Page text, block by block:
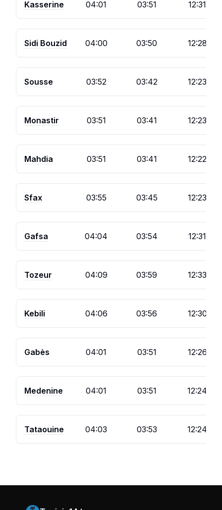
Kasserine 04:01 03:51 12:31
Sidi Bouzid 04:00 03:50 12:28
Sousse 03:52 03:42 12:23
Monastir 03:51 03:41 12:23
Mahdia 03:51 03:41 12:22
Sfax 03:55 03:45 12:23
Gafsa 04:04 03:54 12:31
Tozeur 04:09 03:59 12:33
Kebili 04:06 03:56 12:30
Gabès 04:01 03:51 12:26
Medenine 04:01 03:51 12:24
Tataouine 04:03 03:53 12:24